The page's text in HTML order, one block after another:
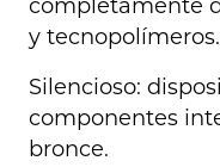
completamente
y tecnopolímeros.
Silencioso:
componentes
bronce.